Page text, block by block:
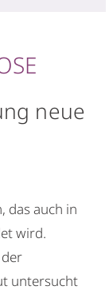
neue
das auch in
wird.
untersucht